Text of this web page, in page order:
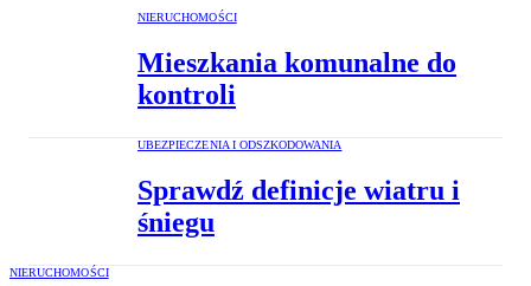
NIERUCHOMOŚCI
Mieszkania komunalne do
kontroli
UBEZPIECZENIA I ODSZKODOWANIA
Sprawdź definicje wiatru i
śniegu
NIERUCHOMOŚCI